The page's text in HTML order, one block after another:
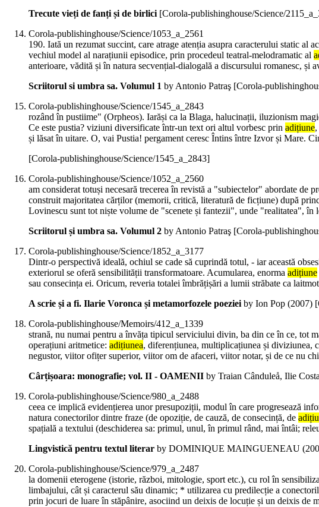
Trecute vieți de fanți și de birlici [Corola-publishinghouse/Science/
Corola-publishinghouse/Science/1053_a_2561
190. Iată un rezumat succint, care atrage atenția asupra caracterului static
vechiul model al narațiunii episodice, prin procedeul teatral-melodramatic al
anterioare, vădită și în natura secvențial-dialogală a discursului romanesc,
Scriitorul si umbra sa. Volumul 1 by Antonio Patraş [Corola-
Corola-publishinghouse/Science/1545_a_2843
rozând în pustiime" (Orpheos). Iarăși ca la Blaga, halucinații, iluzionism
Ce este pustia? viziuni diversificate într-un text ori altul vorbesc prin adițiune
și lăsat în uitare. O, vai Pustia! pergament ceresc Întins între Izvor și Mare.
[Corola-publishinghouse/Science/1545_a_2843]
Corola-publishinghouse/Science/1052_a_2560
am considerat totuși necesară trecerea în revistă a "subiectelor" abordate de
construit majoritatea cărților (memorii, critică, literatură de ficțiune) după
Lovinescu sunt tot niște volume de "scenete și fantezii", unde "realitatea",
Scriitorul și umbra sa. Volumul 2 by Antonio Patraş [Corola-
Corola-publishinghouse/Science/1852_a_3177
Dintr-o perspectivă ideală, ochiul se cade să cuprindă totul, - iar această
exteriorul se oferă sensibilității transformatoare. Acumularea, enorma adițiune
sau consecința ei. Oricum, reveria totalei îmbrățișări a lumii străbate ca
A scrie și a fi. Ilarie Voronca și metamorfozele poezieiby Ion Pop (2007)
Corola-publishinghouse/Memoirs/412_a_1339
strană, nu numai pentru a învăța tipicul serviciului divin, ba din ce în ce, tot
operațiuni aritmetice: adițiunea, diferențiunea, multiplicațiunea și diviziunea,
negustor, viitor ofițer superior, viitor om de afaceri, viitor notar, și de ce nu
Cârțișoara: monografie; vol. II - OAMENII by Traian Cânduleå, Ilie
Corola-publishinghouse/Science/980_a_2488
ceea ce implică evidențierea unor presupoziții, modul în care progresează
natura conectorilor dintre fraze (de opoziție, de cauză, de consecință, de
spațială a textului (deschiderea sa: primul, unul, în primul rând, mai întâi;
Lingvistică pentru textul literar by DOMINIQUE MAINGUENEAU (
Corola-publishinghouse/Science/979_a_2487
la domenii eterogene (istorie, război, mitologie, sport etc.), cu rol în
limbajului, cât și caracterul său dinamic; * utilizarea cu predilecție a
prin jocuri de luare în stăpânire, asociind un deixis de locuție și un deixis de